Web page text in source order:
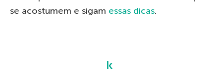
se acostumem e sigam essas dicas.